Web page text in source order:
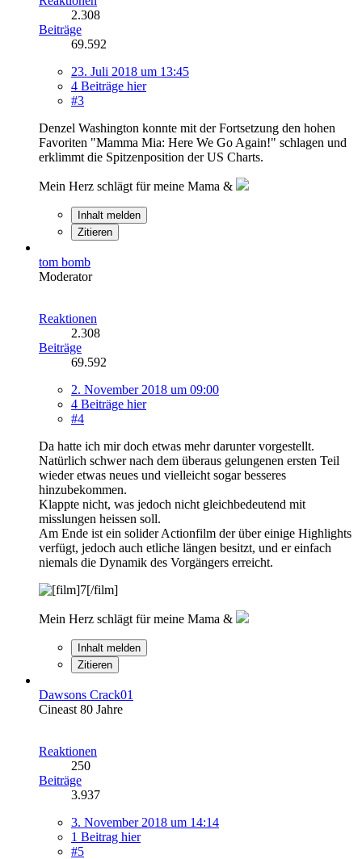
2.308
Beiträge
69.592
23. Juli 2018 um 13:45
4 Beiträge hier
#3
Denzel Washington konnte mit der Fortsetzung den hohen
Favoriten "Mamma Mia: Here We Go Again!" schlagen und
erklimmt die Spitzenposition der US Charts.
Mein Herz schlägt für meine Mama &
Inhalt melden
Zitieren
tom bomb
Moderator
Reaktionen
2.308
Beiträge
69.592
2. November 2018 um 09:00
4 Beiträge hier
#4
Da hatte ich mir doch etwas mehr darunter vorgestellt.
Natürlich schwer nach dem überaus gelungenen ersten Teil
wieder etwas neues und vielleicht sogar besseres
hinzubekommen.
Klappte nicht, was jedoch nicht gleichbedeutend mit
misslungen heissen soll.
Am Ende ist ein solider Actionfilm der über einige Highlights
verfügt, jedoch auch etliche längen besitzt, und er einfach
niemals die Dynamik des Vorgängers erreicht.
Mein Herz schlägt für meine Mama &
Inhalt melden
Zitieren
Dawsons Crack01
Cineast 80 Jahre
Reaktionen
250
Beiträge
3.937
3. November 2018 um 14:14
1 Beitrag hier
#5